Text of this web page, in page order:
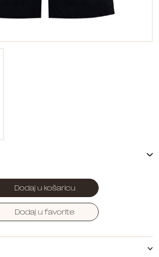
Dodaj u košaricu
Dodaj u favorite